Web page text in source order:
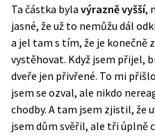
Ta částka byla výrazně vyšší,
jasné, že už to nemůžu dál
a jel tam s tím, že je konečně
vystěhovat. Když jsem přijel,
dveře jen přivřené. To mi
jsem se ozval, ale nikdo
chodby. A tam jsem zjistil, že
jsem dům svěřil, ale tři úplně